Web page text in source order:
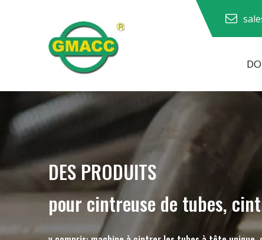
DES PRODUITS
pour cintreuse de tubes,